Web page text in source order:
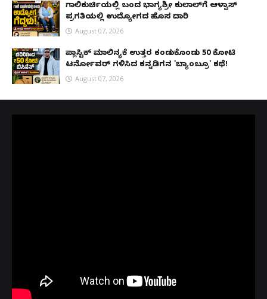
ಗಾಲಿಕುರ್ಚಿಯಲ್ಲಿ ಬಂದ ಭಾಗ್ಯಶ್ರೀ ಕುಲಾಲ್‌ಗೆ ಆಳ್ವಾಸ್
ಪ್ರಗತಿಯಲ್ಲಿ ಉದ್ಯೋಗದ ಹೊಸ ದಾರಿ
August 07, 2026
ಪ್ಲಾಸ್ಟಿಕ್ ಮಾಲಿನ್ಯಕ್ಕೆ ಉತ್ತರ ಕಂಡುಕೊಂಡು ₹50 ಕೋಟಿ
ಟರ್ನೋವರ್ ಗಳಿಸಿದ ಕನ್ನಡಿಗನ 'ಬ್ಯಾಂಬ್ರೂ' ಕಥೆ!
August 07, 2026